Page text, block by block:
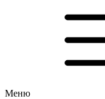
Меню